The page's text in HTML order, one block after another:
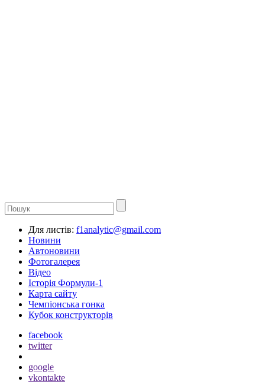
Для листів: f1analytic@gmail.com
Новини
Автоновини
Фотогалерея
Відео
Історія Формули-1
Карта сайту
Чемпіонська гонка
Кубок конструкторів
facebook
twitter
google
vkontakte